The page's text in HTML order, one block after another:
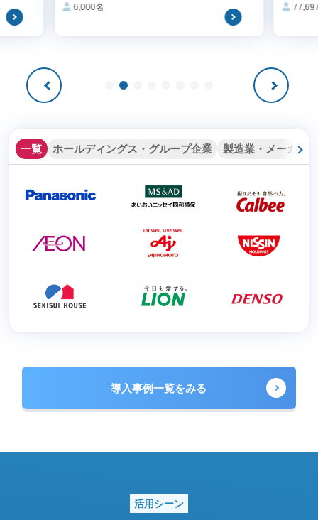
6,000名
一覧 ホールディングス・グループ企業 製造業・メーカー
導入事例一覧をみる
活用シーン